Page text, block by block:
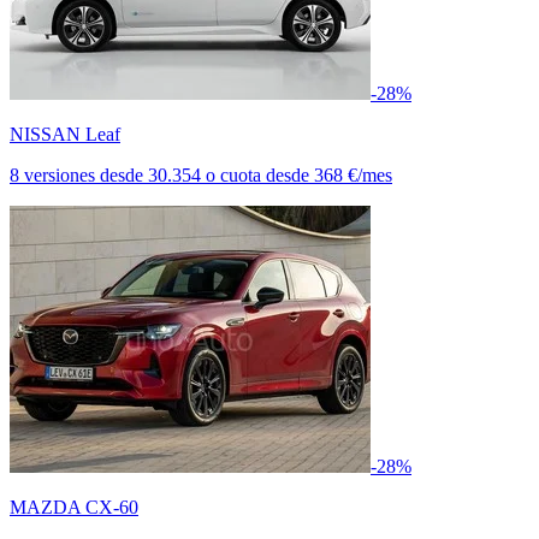
-28%
NISSAN Leaf
8 versiones desde 30.354 o cuota desde 368 €/mes
-28%
MAZDA CX-60